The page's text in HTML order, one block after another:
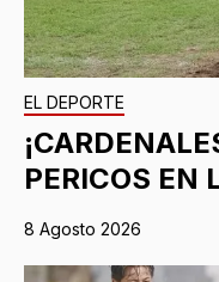
EL DEPORTE
PERICOS EN
8 Agosto 2026